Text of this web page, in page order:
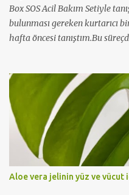
etkinlik altına bağlı
Box SOS Acil Bakım Setiyle
bulunması gereken kurtarıcı
hafta öncesi tanıştım.Bu
tanıtmaya çalışacağım.
önce bu setin ana maddesini
tanıyalım.
Aloe vera jelinin yüz ve vücut